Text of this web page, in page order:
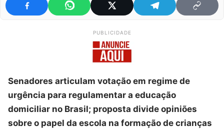
PUBLICIDADE
Senadores articulam votação em regime de
urgência para regulamentar a educação
domiciliar no Brasil; proposta divide opiniões
sobre o papel da escola na formação de crianças